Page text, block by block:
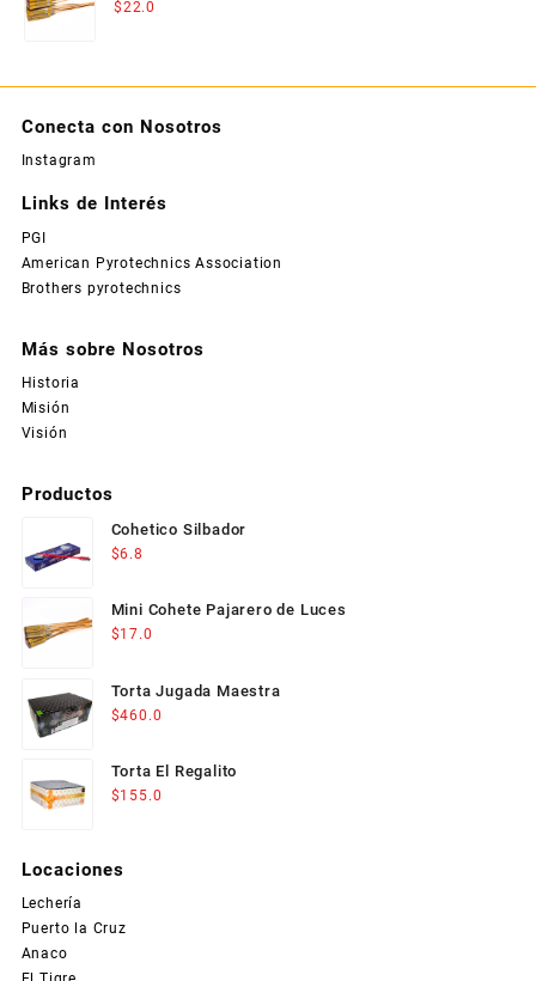
$22.0
Conecta con Nosotros
Instagram
Links de Interés
PGI
American Pyrotechnics Association
Brothers pyrotechnics
Más sobre Nosotros
Historia
Misión
Visión
Productos
Cohetico Silbador
$6.8
Mini Cohete Pajarero de Luces
$17.0
Torta Jugada Maestra
$460.0
Torta El Regalito
$155.0
Locaciones
Lechería
Puerto la Cruz
Anaco